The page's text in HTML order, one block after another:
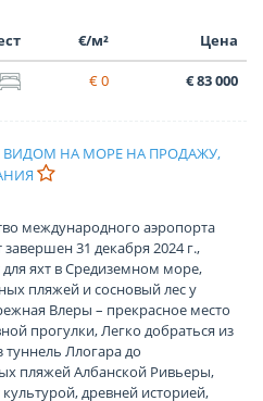
€/м² Цена
€ 0 € 83 000
ВИДОМ НА МОРЕ НА ПРОДАЖУ,
международного аэропорта
31 декабря 2024 г.,
яхт в Средиземном море,
пляжей и сосновый лес у
Влеры – прекрасное место
прогулки, Легко добраться из
туннель Ллогара до
пляжей Албанской Ривьеры,
древней историей,